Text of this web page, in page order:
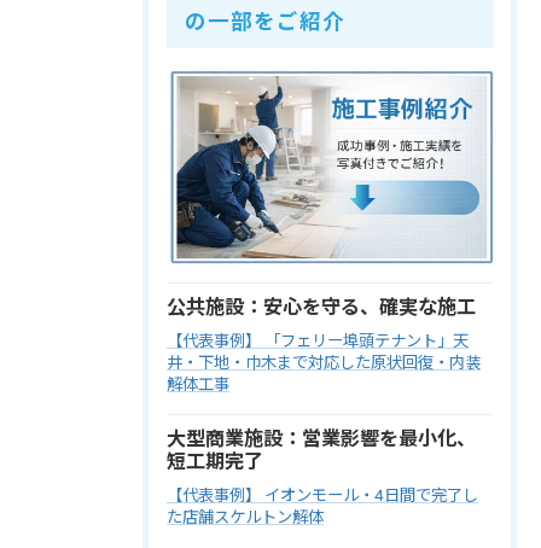
の一部をご紹介
公共施設：安心を守る、確実な施工
【代表事例】 「フェリー埠頭テナント」天
井・下地・巾木まで対応した原状回復・内装
解体工事
大型商業施設：営業影響を最小化、
短工期完了
【代表事例】 イオンモール・4日間で完了し
た店舗スケルトン解体